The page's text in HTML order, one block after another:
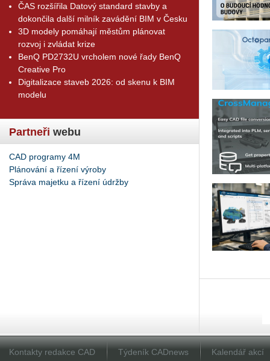
ČAS rozšířila Datový standard stavby a
dokončila další milník zavádění BIM v Česku
3D modely pomáhají městům plánovat
rozvoj i zvládat krize
BenQ PD2732U vrcholem nové řady BenQ
Creative Pro
Digitalizace staveb 2026: od skenu k BIM
modelu
Partneři webu
CAD programy 4M
Plánování a řízení výroby
Správa majetku a řízení údržby
Kontakty redakce CAD Týdeník CADnews Kalendář akcí